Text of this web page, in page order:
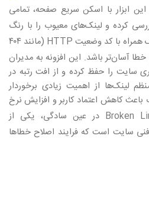
ابزار با اسکن سریع صفحه، تمامی
کرده و لینک‌های معیوب را با رنگ
همراه با کد وضعیت
مانند ۴۰۴
خطا آسان‌تر باشد. این افزونه به مدیران
سایت را حفظ کرده و از افت رتبه در
لینک‌ها از اهمیت زیادی برخوردار
کاهش اعتماد کاربر و افزایش نرخ
در عین سادگی، یکی از
سایت است که فرایند اصلاح خطاها